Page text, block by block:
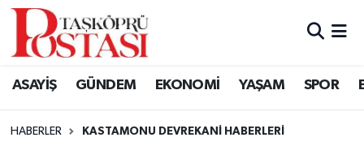
ASAYİŞ GÜNDEM EKONOMİ YAŞAM SPOR
HABERLER KASTAMONU DEVREKANI HABERLERI
Kastamonu Vefat Edenler